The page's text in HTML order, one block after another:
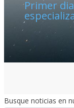
Primer
Busque noticias en